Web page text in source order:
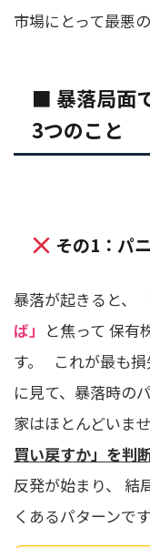
市場にとって最悪
■ 暴落局面
3つのこと
その1：パ
暴落が起きると、
ば」 と焦って 保有
す。 これが最も
に見て、暴落時の
家はほとんどいま
買い戻すか」を判
反発が始まり、 結
くあるパターンで